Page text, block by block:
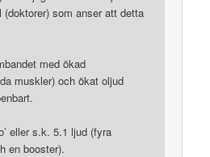
(doktorer) som anser att detta
med ökad
muskler) och ökat oljud
eller s.k. 5.1 ljud (fyra
en booster).